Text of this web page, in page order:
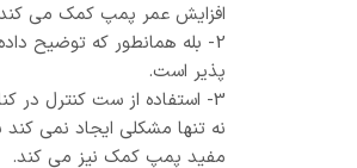
افزایش عمر پمپ کمک می
2- بله همانطور که توضیح
پذیر است.
3- استفاده از ست کنترل در
نه تنها مشکلی ایجاد نمی کند
مفید پمپ کمک نیز می کند.